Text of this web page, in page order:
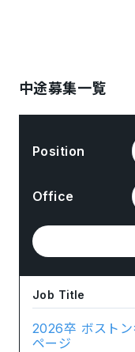
中途募集一覧
Position
Office
Job Title
2026卒 ボスト
ページ